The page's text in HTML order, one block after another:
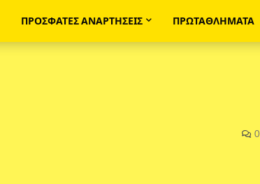
ΠΡΟΣΦΑΤΕΣ ΑΝΑΡΤΗΣΕΙΣ ΠΡΩΤΑΘΛΗΜΑΤΑ
0